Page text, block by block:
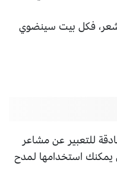
فكل بيت سينضوي
للتعبير عن مشاعر
يمكنك استخدامها لمدح